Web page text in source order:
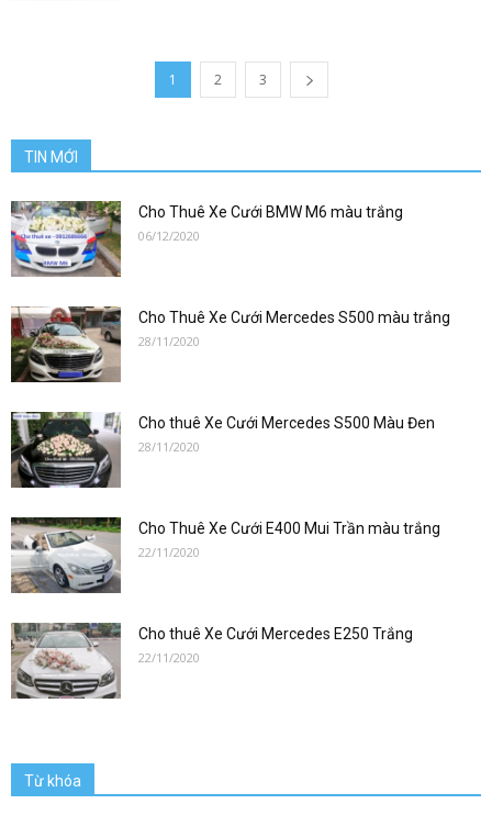
1 2 3
TIN MỚI
Cho Thuê Xe Cưới BMW M6 màu trắng
06/12/2020
Cho Thuê Xe Cưới Mercedes S500 màu trắng
28/11/2020
Cho thuê Xe Cưới Mercedes S500 Màu Đen
28/11/2020
Cho Thuê Xe Cưới E400 Mui Trần màu trắng
22/11/2020
Cho thuê Xe Cưới Mercedes E250 Trắng
22/11/2020
Từ khóa